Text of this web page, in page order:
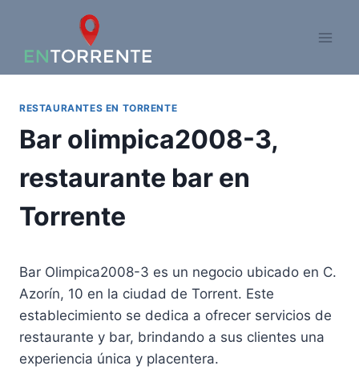
contenido
RESTAURANTES EN TORRENTE
Bar olimpica2008-3,
restaurante bar en
Torrente
Bar Olimpica2008-3 es un negocio ubicado en C.
Azorín, 10 en la ciudad de Torrent. Este
establecimiento se dedica a ofrecer servicios de
restaurante y bar, brindando a sus clientes una
experiencia única y placentera.